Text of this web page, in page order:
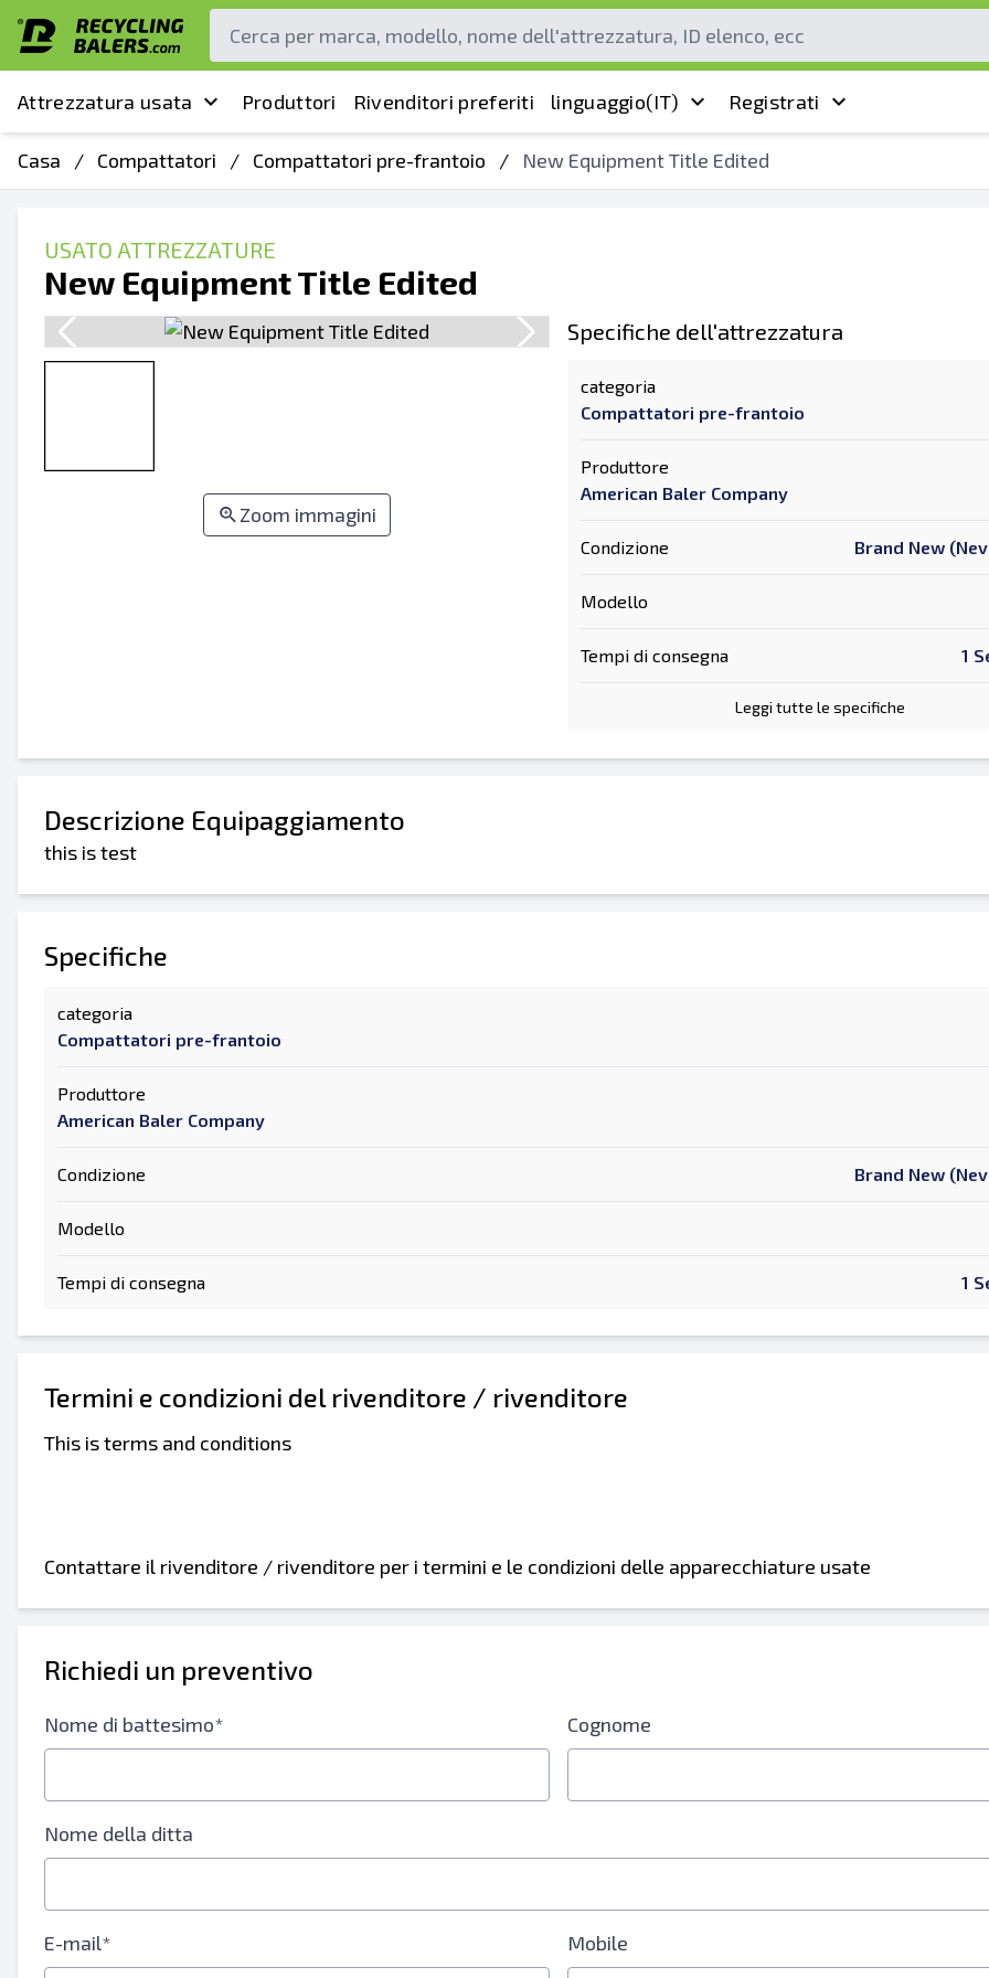
Attrezzatura usata Produttori Rivenditori preferiti linguaggio(IT) Registrati
Casa / Compattatori / Compattatori pre-frantoio / New Equipment Title Edited
USATO ATTREZZATURE
New Equipment Title Edited
Zoom immagini
Specifiche dell'attrezzatura
categoria
Compattatori pre-frantoio
Produttore
American Baler Company
Condizione Brand New
Modello
Tempi di consegna 1
Leggi tutte le specifiche
Descrizione Equipaggiamento
this is test
Specifiche
categoria
Compattatori pre-frantoio
Produttore
American Baler Company
Condizione Brand New
Modello
Tempi di consegna 1
Termini e condizioni del rivenditore / rivenditore
This is terms and conditions
Contattare il rivenditore / rivenditore per i termini e le condizioni delle apparecchiature usate
Richiedi un preventivo
Nome di battesimo* Cognome
Nome della ditta
E-mail* Mobile
Invia ad un amico